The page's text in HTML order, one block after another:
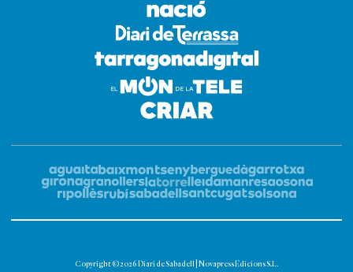
Copyright © 2026 Diari de Sabadell | Novapress Edicions S.L.